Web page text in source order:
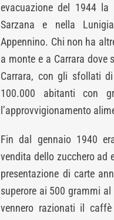
evacuazione del 1944
Sarzana e nella
Appennino. Chi non ha
a monte e a Carrara dove
Carrara, con gli sfollati
100.000 abitanti con
l’approvvigionamento
Fin dal gennaio 1940
vendita dello zucchero ad
presentazione di carte
superore ai 500 grammi
vennero razionati il